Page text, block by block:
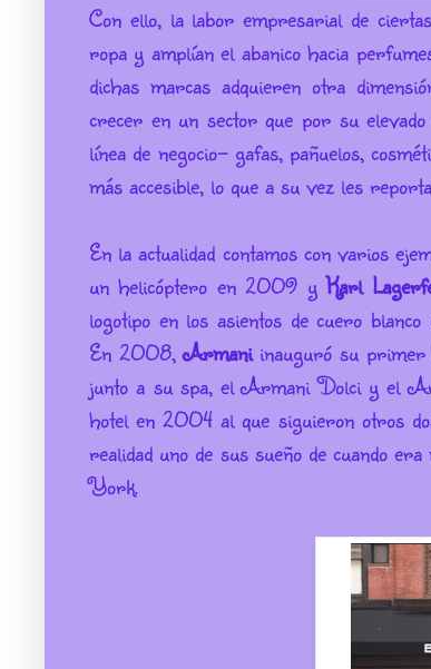
Con ello, la labor empresarial de
ropa y amplían el abanico hacia
dichas marcas adquieren otra
crecer en un sector que por su
línea de negocio- gafas, pañuelos,
más accesible, lo que a su vez les
En la actualidad contamos con varios
un helicóptero en 2009 yKarl
logotipo en los asientos de cuero
En 2008,Armani inauguró su
junto a su spa, el Armani Dolci y el
hotel en 2004 al que siguieron otros
realidad uno de sus sueño de cuando
York.